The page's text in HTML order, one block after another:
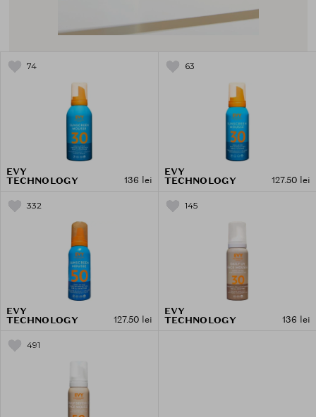
74
EVY
TECHNOLOGY 136 lei
63
EVY
TECHNOLOGY 127.50 lei
332
EVY
TECHNOLOGY 127.50 lei
145
EVY
TECHNOLOGY 136 lei
491